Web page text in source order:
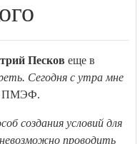
Песков еще в
Сегодня с утра мне
ПМЭФ.
создания условий для
проводить